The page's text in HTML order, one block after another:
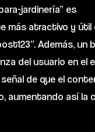
jardinería” es
más atractivo y útil
Además, un
del usuario en el
de que el
aumentando así la